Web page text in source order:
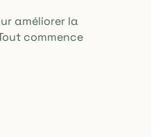
améliorer la
commence